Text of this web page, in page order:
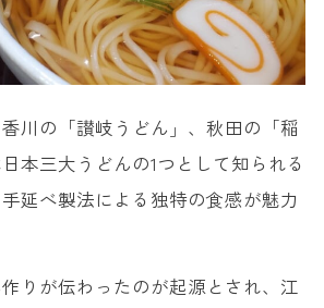
川の「讃岐うどん」、秋田の「稲
本三大うどんの1つとして知られる
手延べ製法による独特の食感が魅力
りが伝わったのが起源とされ、江